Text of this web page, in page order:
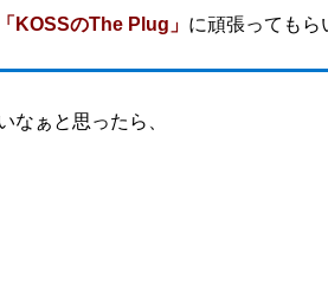
「KOSSのThe Plug」 に頑張っても
なぁと思ったら、